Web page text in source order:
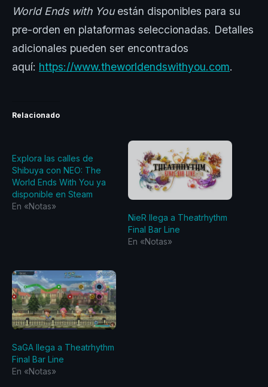
World Ends with Youestán disponibles para su
pre-orden en plataformas seleccionadas. Detalles
adicionales pueden ser encontrados
aquí: https://www.theworldendswithyou.com.
Relacionado
Explora las calles de
Shibuya con NEO: The
World Ends With You ya
disponible en Steam
En «Notas»
NieR llega a Theatrhythm
Final Bar Line
En «Notas»
SaGA llega a Theatrhythm
Final Bar Line
En «Notas»